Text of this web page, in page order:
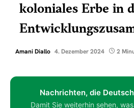
koloniales Erbe in
Amani Diallo 4. Dezember 2024 2
Nachrichten, die
Damit Sie weiterhin sehen,